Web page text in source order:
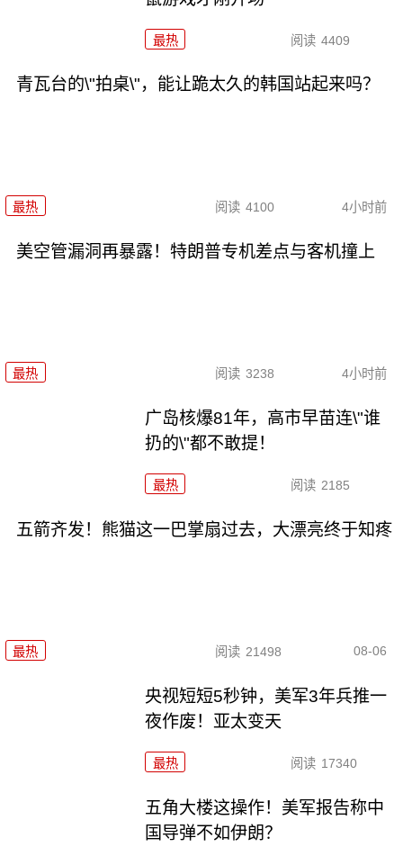
最热 阅读 4409
青瓦台的\"拍桌\"，能让跪太久的韩国站起来吗？
最热 阅读 4100 4小时前
美空管漏洞再暴露！特朗普专机差点与客机撞上
最热 阅读 3238 4小时前
广岛核爆81年，高市早苗连\"谁
扔的\"都不敢提！
最热 阅读 2185
五箭齐发！熊猫这一巴掌扇过去，大漂亮终于知疼
最热 阅读 21498 08-06
央视短短5秒钟，美军3年兵推一
夜作废！亚太变天
最热 阅读 17340
五角大楼这操作！美军报告称中
国导弹不如伊朗？